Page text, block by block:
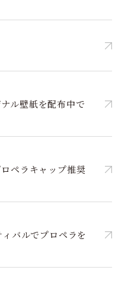
ル壁紙を配布中で
ペラキャップ推奨
バルでプロペラを